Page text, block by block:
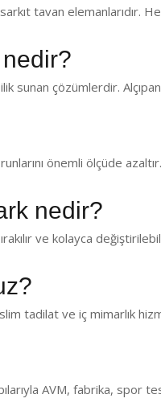
tavan elemanlarıdır.
sunan çözümlerdir.
önemli ölçüde
nedir?
ve kolayca
tadilat ve iç mimarlık
AVM, fabrika, spor